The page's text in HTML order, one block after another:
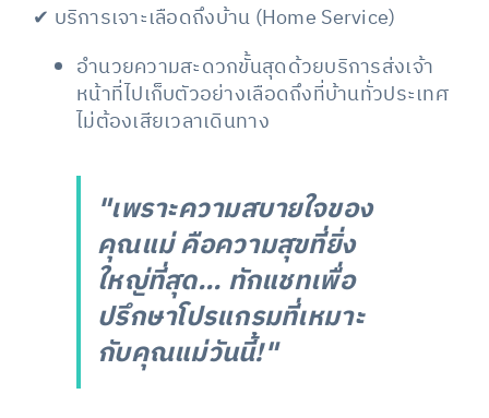
✔ บริการเจาะเลือดถึงบ้าน (Home Service)
อำนวยความสะดวกขั้นสุดด้วยบริการส่งเจ้า
หน้าที่ไปเก็บตัวอย่างเลือดถึงที่บ้านทั่วประเทศ
ไม่ต้องเสียเวลาเดินทาง
"เพราะความสบายใจของ
คุณแม่ คือความสุขที่ยิ่ง
ใหญ่ที่สุด... ทักแชทเพื่อ
ปรึกษาโปรแกรมที่เหมาะ
กับคุณแม่วันนี้!"